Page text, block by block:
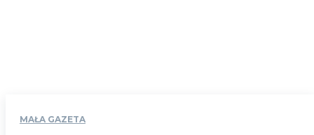
MAŁA GAZETA